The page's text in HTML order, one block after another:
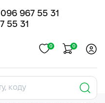
096 967 55 31
0 0